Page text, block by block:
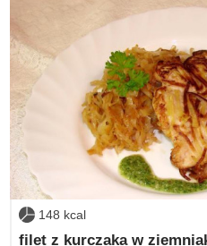
148 kcal
filet z kurczaka w